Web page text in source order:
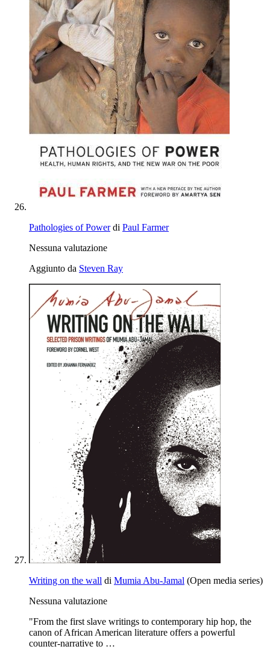
Pathologies of Powerdi Paul Farmer
Nessuna valutazione
Aggiunto da Steven Ray
Writing on the wall di Mumia Abu-Jamal (Open media series)
Nessuna valutazione
"From the first slave writings to contemporary hip hop, the
canon of African American literature offers a powerful
counter-narrative to …